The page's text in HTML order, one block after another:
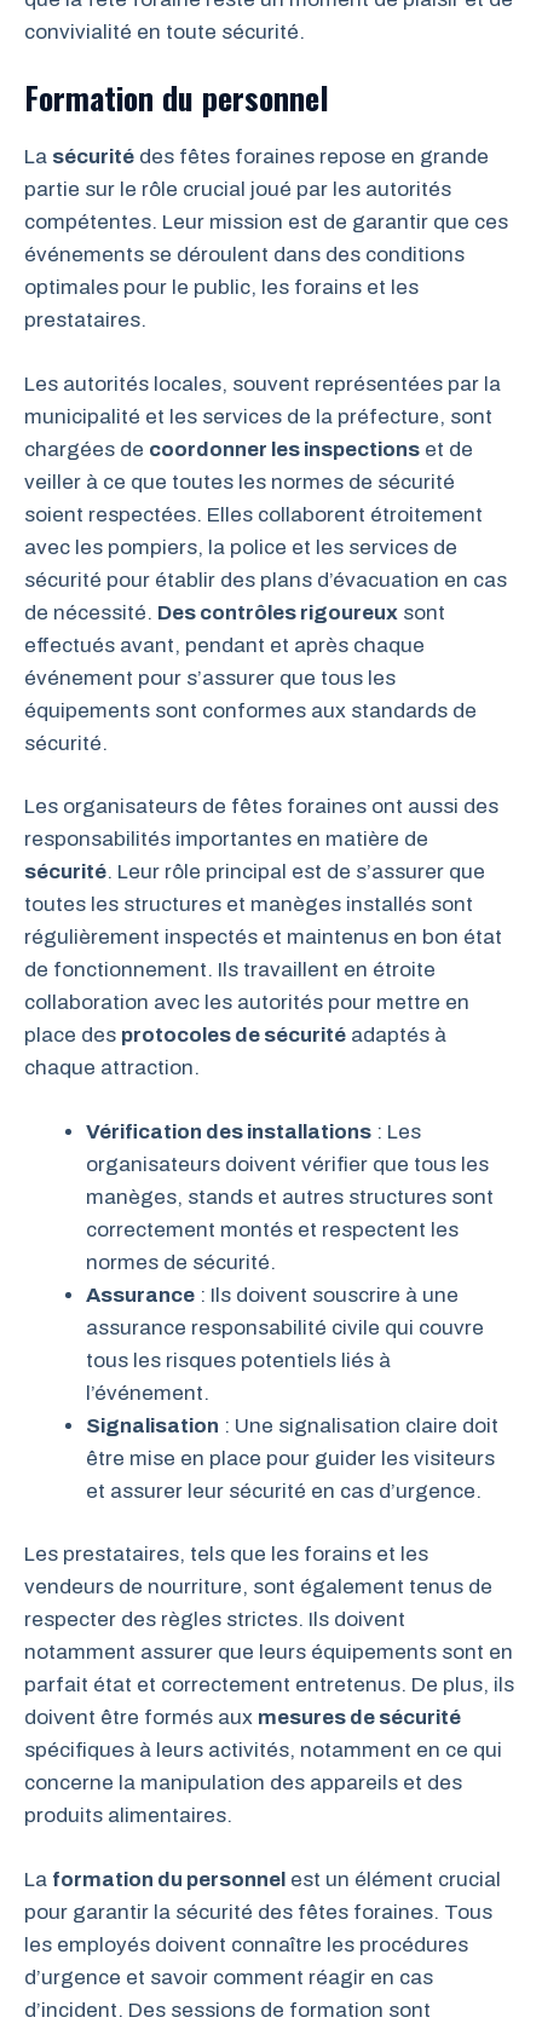
convivialité en toute sécurité.
Formation du personnel
La sécurité des fêtes foraines repose en grande
partie sur le rôle crucial joué par les autorités
compétentes. Leur mission est de garantir que ces
événements se déroulent dans des conditions
optimales pour le public, les forains et les
prestataires.
Les autorités locales, souvent représentées par la
municipalité et les services de la préfecture, sont
chargées de coordonner les inspections et de
veiller à ce que toutes les normes de sécurité
soient respectées. Elles collaborent étroitement
avec les pompiers, la police et les services de
sécurité pour établir des plans d’évacuation en cas
de nécessité. Des contrôles rigoureux sont
effectués avant, pendant et après chaque
événement pour s’assurer que tous les
équipements sont conformes aux standards de
sécurité.
Les organisateurs de fêtes foraines ont aussi des
responsabilités importantes en matière de
sécurité. Leur rôle principal est de s’assurer que
toutes les structures et manèges installés sont
régulièrement inspectés et maintenus en bon état
de fonctionnement. Ils travaillent en étroite
collaboration avec les autorités pour mettre en
place des protocoles de sécurité adaptés à
chaque attraction.
Vérification des installations : Les
organisateurs doivent vérifier que tous les
manèges, stands et autres structures sont
correctement montés et respectent les
normes de sécurité.
Assurance : Ils doivent souscrire à une
assurance responsabilité civile qui couvre
tous les risques potentiels liés à
l’événement.
Signalisation : Une signalisation claire doit
être mise en place pour guider les visiteurs
et assurer leur sécurité en cas d’urgence.
Les prestataires, tels que les forains et les
vendeurs de nourriture, sont également tenus de
respecter des règles strictes. Ils doivent
notamment assurer que leurs équipements sont en
parfait état et correctement entretenus. De plus, ils
doivent être formés aux mesures de sécurité
spécifiques à leurs activités, notamment en ce qui
concerne la manipulation des appareils et des
produits alimentaires.
La formation du personnel est un élément crucial
pour garantir la sécurité des fêtes foraines. Tous
les employés doivent connaître les procédures
d’urgence et savoir comment réagir en cas
d’incident. Des sessions de formation sont